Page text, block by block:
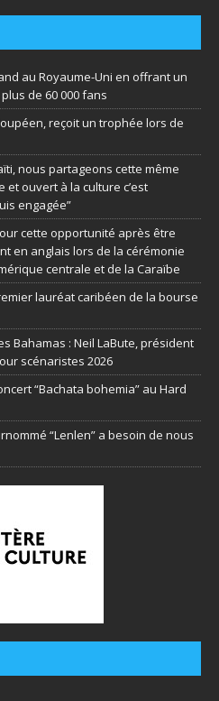
au Royaume-Uni en offrant un
de 60 000 fans
reçoit un trophée lors de
nous partageons cette même
et ouvert à la culture c’est
engagée”
cette opportunité après être
en anglais lors de la cérémonie
centrale et de la Caraïbe
lauréat caribéen de la bourse
Bahamas : Neil LaBute, président
scénaristes 2026
“Bachata bohemia” au Hard
“Lenlen” a besoin de nous